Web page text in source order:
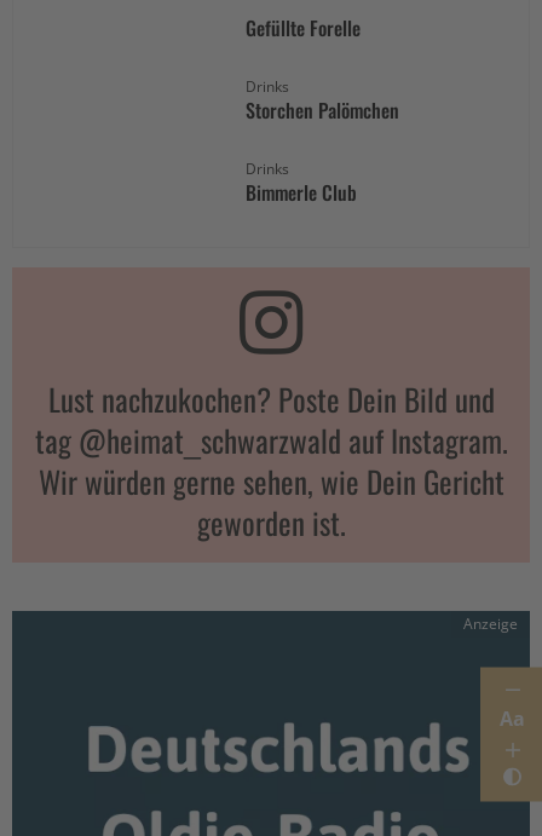
Aa
Gefüllte Forelle
Drinks
Storchen Palömchen
Drinks
Bimmerle Club
Lust nachzukochen? Poste Dein Bild und
tag @heimat_schwarzwald auf Instagram.
Wir würden gerne sehen, wie Dein Gericht
geworden ist.
Anzeige